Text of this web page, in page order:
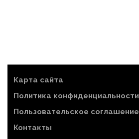
Карта сайта
Политика конфиденциальности
Пользовательское соглашение
Контакты